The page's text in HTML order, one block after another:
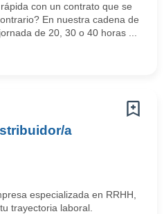
con un contrato que se
En nuestra cadena de
de 20, 30 o 40 horas ...
a
especializada en RRHH,
trayectoria laboral.